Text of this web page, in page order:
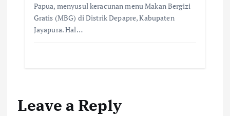
Papua, menyusul keracunan menu Makan Bergizi
Gratis (MBG) di Distrik Depapre, Kabupaten
Jayapura. Hal…
Leave a Reply